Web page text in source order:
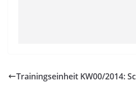
Trainingseinheit KW00/2014: